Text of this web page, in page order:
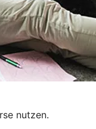
nutzen.